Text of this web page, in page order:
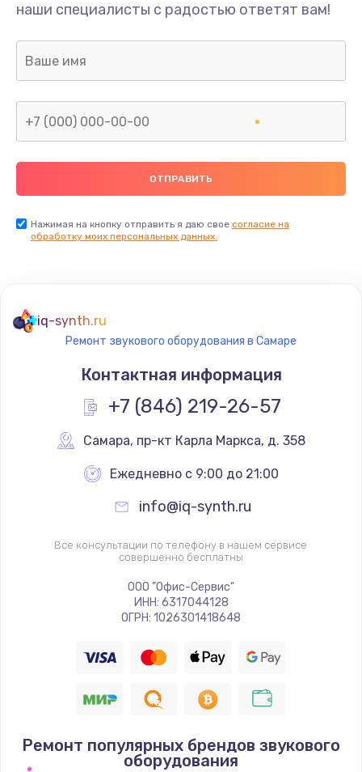
наши специалисты с радостью ответят вам!
Нажимая на кнопку отправить я даю свое согласие на
обработку моих персональных данных.
iq-synth.ru
Ремонт звукового оборудования в Самаре
Контактная информация
+7 (846) 219-26-57
Самара, пр-кт Карла Маркса, д. 358
Ежедневно с 9:00 до 21:00
info@iq-synth.ru
Все консультации по телефону в нашем сервисе
совершенно бесплатны
ООО "Офис-Сервис"
ИНН: 6317044128
ОГРН: 1026301418648
Ремонт популярных брендов звукового
оборудования